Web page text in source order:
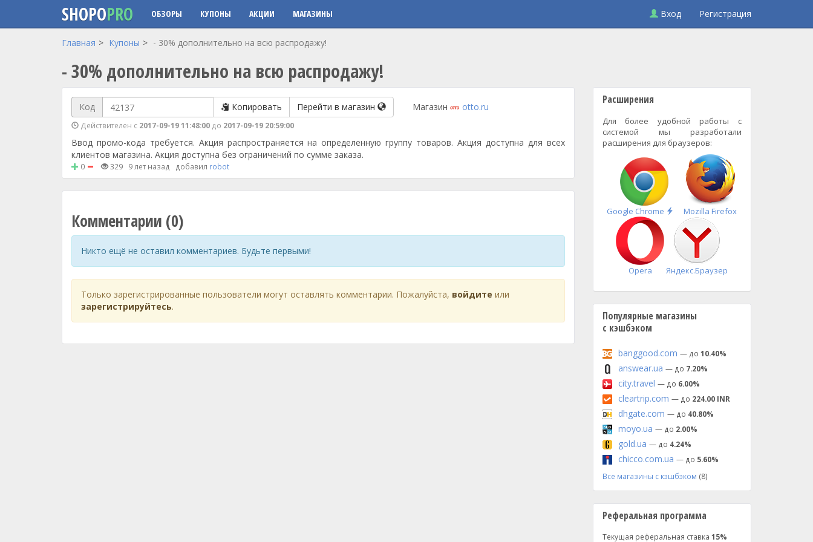
Перейти к основному содержанию
SHOPOPRO ОБЗОРЫ КУПОНЫ АКЦИИ МАГАЗИНЫ Вход Регистрация
Главная Купоны - 30% дополнительно на всю распродажу!
- 30% дополнительно на всю распродажу!
Код Копировать Перейти в магазин
Действителен с 2017-09-19 11:48:00 до 2017-09-19 20:59:00
Магазин otto.ru
Ввод промо-кода требуется. Акция распространяется на определенную группу товаров. Акция доступна для всех
клиентов магазина. Акция доступна без ограничений по сумме заказа.
0 329 9 лет назад добавил robot
Комментарии (0)
Никто ещё не оставил комментариев. Будьте первыми!
Только зарегистрированные пользователи могут оставлять комментарии. Пожалуйста, войдите или
зарегистрируйтесь.
Расширения
Для более удобной работы с
системой мы разработали
расширения для браузеров:
Google Chrome
Быстрая
установка
Mozilla Firefox
Opera Яндекс.Браузер
Популярные магазины
с кэшбэком
banggood.com — до 10.40%
answear.ua — до 7.20%
city.travel — до 6.00%
cleartrip.com — до 224.00 INR
dhgate.com — до 40.80%
moyo.ua — до 2.00%
gold.ua — до 4.24%
chicco.com.ua — до 5.60%
Все магазины с кэшбэком (8)
Реферальная программа
Текущая реферальная ставка 15%